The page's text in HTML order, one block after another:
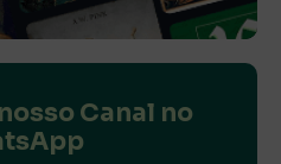
Canal no